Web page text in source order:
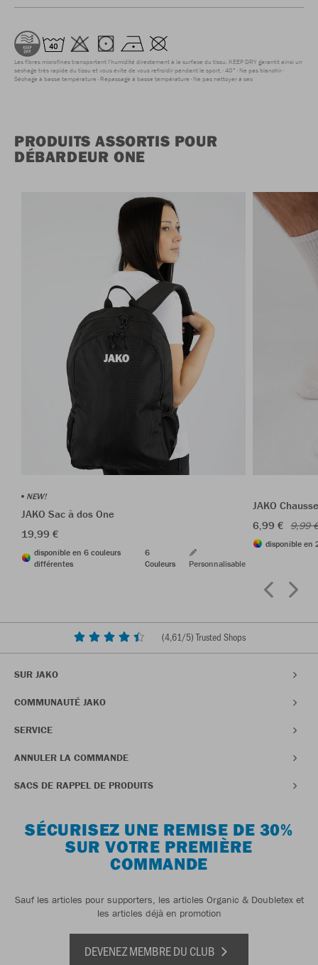
Les fibres microfines transportent l'humidité directement à la surface du tissu. KEEP DRY garantit ainsi un
séchage très rapide du tissu et vous évite de vous refroidir pendant le sport. 40° Ne pas blanchir
Séchage à basse température Repassage à basse température Ne pas nettoyer à sec
PRODUITS ASSORTIS POUR
DÉBARDEUR ONE
NEW!
JAKO Sac à dos One
19,99 €
disponible en 6 couleurs
différentes
6
Couleurs
Personnalisable
JAKO
6,99 € 9,99
disponible en
(4,61/5) Trusted Shops
SUR JAKO
COMMUNAUTÉ JAKO
SERVICE
ANNULER LA COMMANDE
SACS DE RAPPEL DE PRODUITS
SÉCURISEZ UNE REMISE DE 30%
SUR VOTRE PREMIÈRE
COMMANDE
Sauf les articles pour supporters, les articles Organic & Doubletex et
les articles déjà en promotion
DEVENEZ MEMBRE DU CLUB